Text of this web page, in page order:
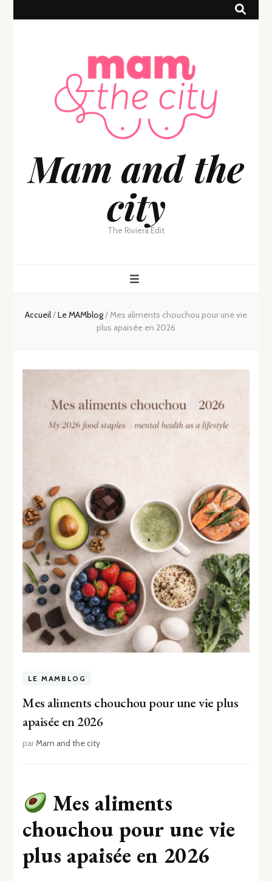
Mam and the
city
The Riviera Edit
Accueil/Le MAMblog/ Mes aliments chouchou pour une vie
plus apaisée en 2026
LE MAMBLOG
Mes aliments chouchou pour une vie plus
apaisée en 2026
parMam and the city
Mes aliments
chouchou pour une vie
plus apaisée en 2026